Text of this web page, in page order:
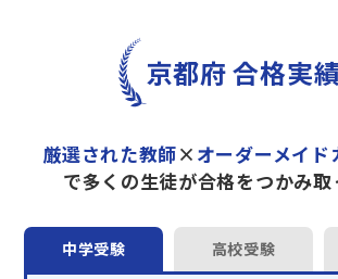
さらに、単元別の学習の理解度がわ
や授業内容や授業以外の勉強をナ
「DAILY TRY」
など、豊富な学習コン
トライで一緒に“自己最高得点”を目
か？
オンラインでの学習面談も承ってお
京都府 合格実
厳選された教師× オーダーメイド
で多くの生徒が合格をつかみ取
中学受験 高校受験